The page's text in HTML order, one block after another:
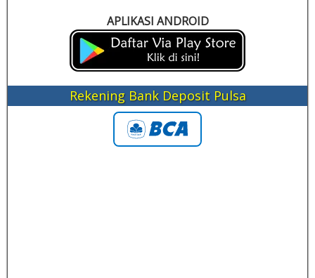
APLIKASI ANDROID
Rekening Bank Deposit Pulsa